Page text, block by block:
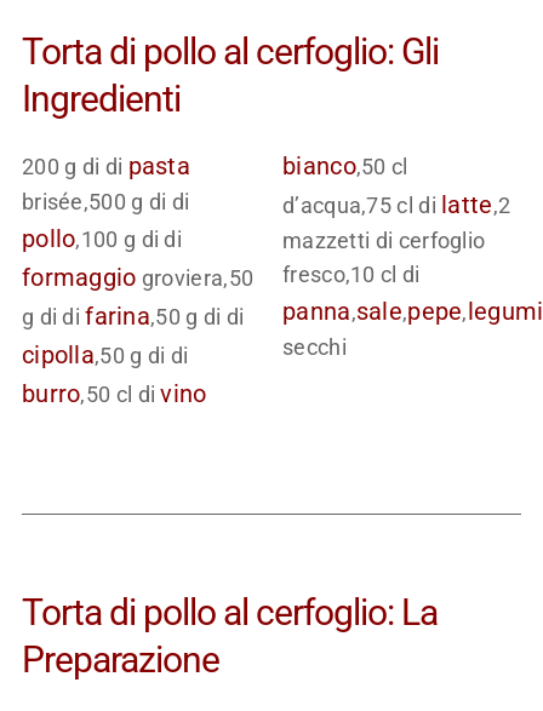
Torta di pollo al cerfoglio: Gli
Ingredienti
200 g di di pasta
brisée,500 g di di
pollo,100 g di di
formaggio groviera,50
g di difarina,50 g di di
cipolla,50 g di di
burro,50 cl divino
bianco,50 cl
d’acqua,75 cl di latte,2
mazzetti di cerfoglio
fresco,10 cl di
panna,sale,pepe,legumi
secchi
Torta di pollo al cerfoglio: La
Preparazione